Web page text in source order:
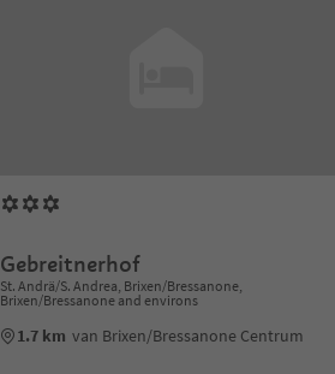
Gebreitnerhof
St. Andrä/S. Andrea, Brixen/Bressanone,
Brixen/Bressanone and environs
1.7 km van Brixen/Bressanone Centrum